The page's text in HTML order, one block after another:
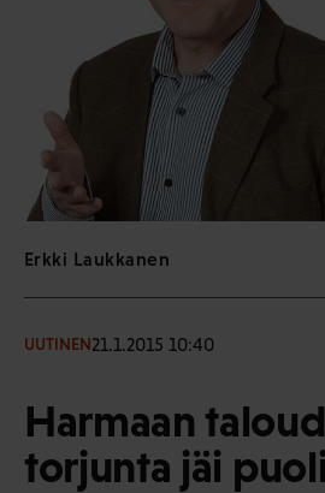
Erkki Laukkanen
UUTINEN21.1.2015 10:40
Harmaan
torjunta jäi